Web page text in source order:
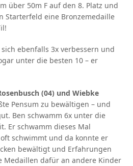
über 50m F auf den 8. Platz und
Starterfeld eine Bronzemedaille
ebenfalls 3x verbessern und
unter die besten 10 – er
(04) und Wiebke
Pensum zu bewältigen – und
Ben schwamm 6x unter die
Er schwamm dieses Mal
schwimmt und da konnte er
bewältigt und Erfahrungen
Medaillen dafür an andere Kinder